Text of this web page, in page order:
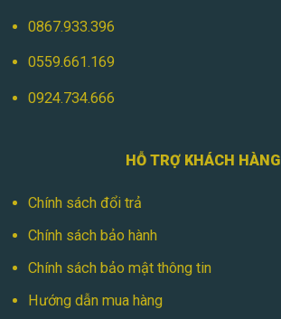
0867.933.396
0559.661.169
0924.734.666
HỖ TRỢ KHÁCH HÀNG
Chính sách đổi trả
Chính sách bảo hành
Chính sách bảo mật thông tin
Hướng dẫn mua hàng